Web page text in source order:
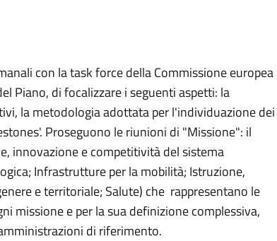
con la task force della Commissione europea
Piano, di focalizzare i seguenti aspetti: la
la metodologia adottata per l'individuazione dei
Proseguono le riunioni di "Missione": il
innovazione e competitività del sistema
Infrastrutture per la mobilità; Istruzione,
e territoriale; Salute) che rappresentano le
missione e per la sua definizione complessiva,
di riferimento.